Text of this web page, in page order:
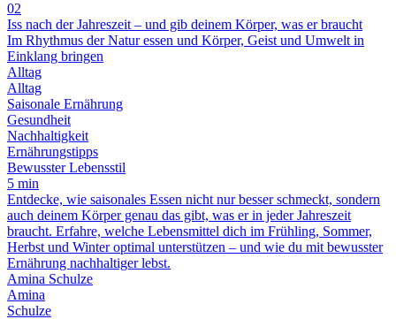
02
Iss nach der Jahreszeit – und gib deinem Körper, was er braucht
Im Rhythmus der Natur essen und Körper, Geist und Umwelt in
Einklang bringen
Alltag
Alltag
Saisonale Ernährung
Gesundheit
Nachhaltigkeit
Ernährungstipps
Bewusster Lebensstil
5 min
Entdecke, wie saisonales Essen nicht nur besser schmeckt, sondern
auch deinem Körper genau das gibt, was er in jeder Jahreszeit
braucht. Erfahre, welche Lebensmittel dich im Frühling, Sommer,
Herbst und Winter optimal unterstützen – und wie du mit bewusster
Ernährung nachhaltiger lebst.
Amina Schulze
Amina
Schulze